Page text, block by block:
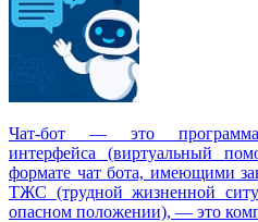
Чат-бот — это
интерфейса (виртуальный
формате чат бота, имеющими
ТЖС (трудной жизненной
опасном положении), — это